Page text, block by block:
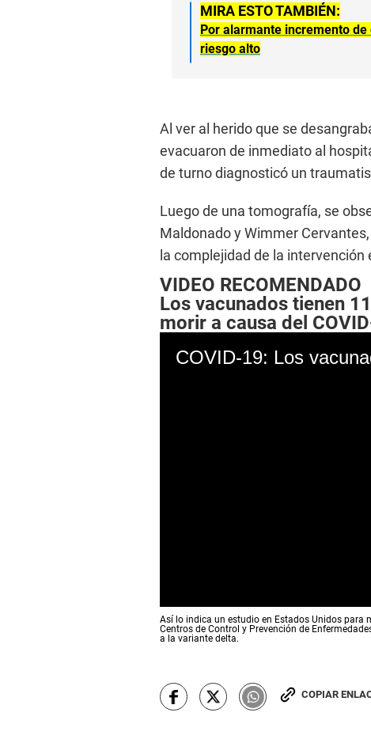
MIRA ESTO TAMBIÉN:
Por alarmante incremento de
riesgo alto
Al ver al herido que se
evacuaron de inmediato al
de turno diagnosticó un
Luego de una tomografía, se
Maldonado y Wimmer
la complejidad de la
VIDEO RECOMENDADO
Los vacunados tienen
morir a causa del
s
e
d
s
Así lo indica un estudio en Estados Unidos para
Centros de Control y Prevención de
a la variante delta.
COPIAR